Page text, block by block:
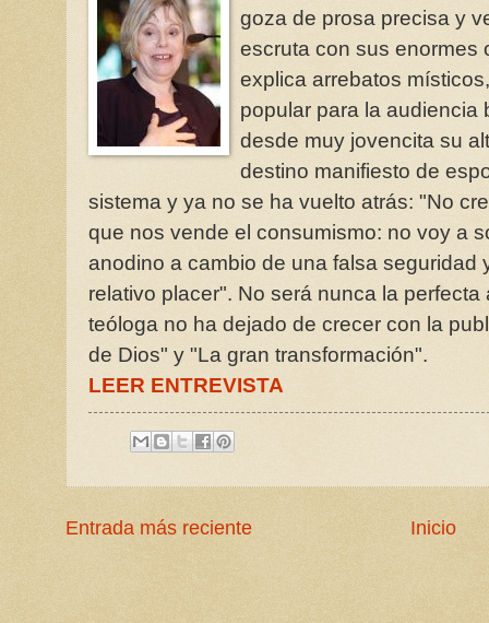
goza de prosa precisa y
escruta con sus enormes
explica arrebatos
popular para la audiencia
desde muy jovencita su
destino manifiesto de
sistema y ya no se ha vuelto atrás: "No
que nos vende el consumismo: no voy a
anodino a cambio de una falsa seguridad
relativo placer". No será nunca la
teóloga no ha dejado de crecer con la
de Dios" y "La gran transformación".
LEER ENTREVISTA
Entrada más reciente Inicio